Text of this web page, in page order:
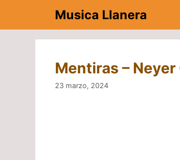
contenido
Musica Llanera
Mentiras – Neyer
23 marzo, 2024